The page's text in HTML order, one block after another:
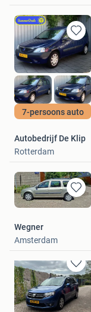
Bewaren
in
Mijn
7-persoons auto
Autobedrijf De Klip
Rotterdam
Bewaren
in
Wegner
Amsterdam
Bewaren
in
Mijn